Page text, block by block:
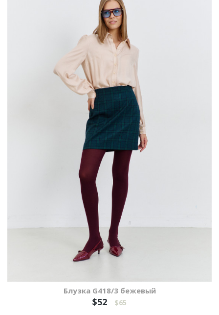
Блузка G418/3 бежевый
$52 $65